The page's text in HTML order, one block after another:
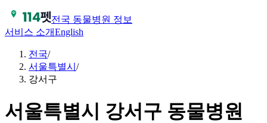
전국 동물병원 정보
서비스 소개English
전국/
서울특별시 /
강서구
서울특별시 강서구 동물병원